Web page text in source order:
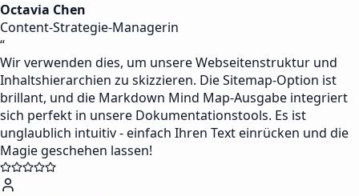
Octavia Chen
Content-Strategie-Managerin
“
Wir verwenden dies, um unsere Webseitenstruktur und
Inhaltshierarchien zu skizzieren. Die Sitemap-Option ist
brillant, und die Markdown Mind Map-Ausgabe integriert
sich perfekt in unsere Dokumentationstools. Es ist
unglaublich intuitiv - einfach Ihren Text einrücken und die
Magie geschehen lassen!